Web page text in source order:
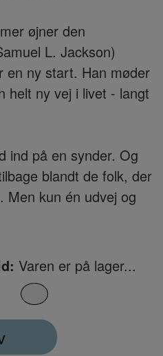
øjner den
L. Jackson)
en ny start. Han møder
helt ny vej i livet - langt
ind på en synder. Og
blandt de folk, der
kun én udvej og
Varen er på lager...